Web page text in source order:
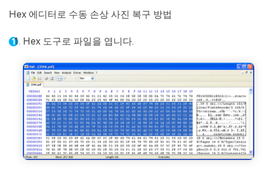
Hex 에디터로 수동 손상 사진 복구 방법
Hex 도구로 파일을 엽니다.